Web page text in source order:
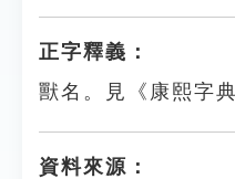
正字釋義：
獸名。見《康熙字
資料來源：